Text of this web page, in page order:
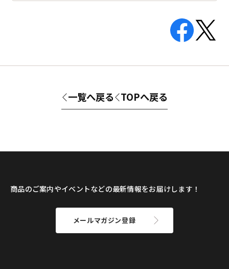
一覧へ戻る TOPへ戻る
商品のご案内やイベントなどの最新情報をお届けします！
メールマガジン登録